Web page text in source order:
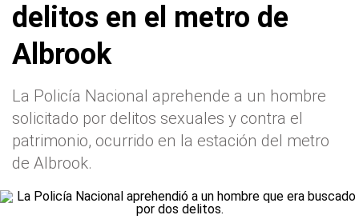
delitos en el metro de
Albrook
La Policía Nacional aprehende a un hombre
solicitado por delitos sexuales y contra el
patrimonio, ocurrido en la estación del metro
de Albrook.